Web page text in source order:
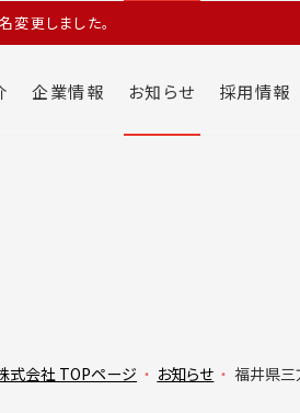
変更しました。
企業情報 お知らせ 採用情報
式会社 TOPページ お知らせ 福井県三